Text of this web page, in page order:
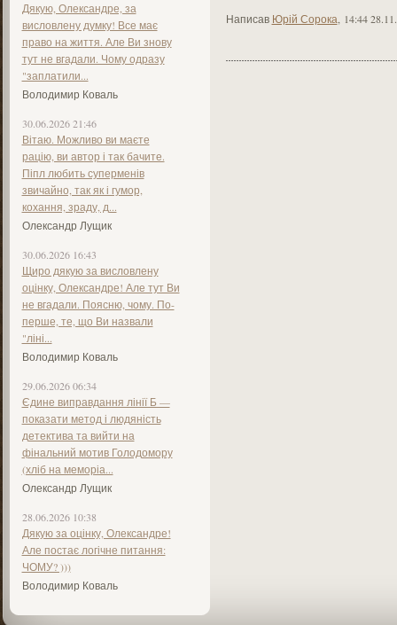
Дякую, Олександре, за
висловлену думку! Все має
право на життя. Але Ви знову
тут не вгадали. Чому одразу
"заплатили...
Володимир Коваль
30.06.2026 21:46
Вітаю. Можливо ви маєте
рацію, ви автор і так бачите.
Піпл любить суперменів
звичайно, так як і гумор,
кохання, зраду, д...
Олександр Лущик
30.06.2026 16:43
Щиро дякую за висловлену
оцінку, Олександре! Але тут Ви
не вгадали. Поясню, чому. По-
перше, те, що Ви назвали
"ліні...
Володимир Коваль
29.06.2026 06:34
Єдине виправдання лінії Б —
показати метод і людяність
детектива та вийти на
фінальний мотив Голодомору
(хліб на меморіа...
Олександр Лущик
28.06.2026 10:38
Дякую за оцінку, Олександре!
Але постає логічне питання:
ЧОМУ? )))
Володимир Коваль
Написав Юрій Сорока 14:44